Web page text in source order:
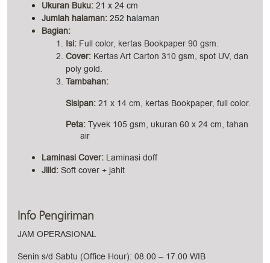
Ukuran Buku: 21 x 24 cm
Jumlah halaman: 252 halaman
Bagian:
Isi: Full color, kertas Bookpaper 90 gsm.
Cover: Kertas Art Carton 310 gsm, spot UV, dan
poly gold.
Tambahan:
Sisipan: 21 x 14 cm, kertas Bookpaper, full color.
Peta:Tyvek 105 gsm, ukuran 60 x 24 cm, tahan
air
Laminasi Cover: Laminasi doff
Jilid: Soft cover + jahit
Info Pengiriman
JAM OPERASIONAL
Senin s/d Sabtu (Office Hour): 08.00 – 17.00 WIB